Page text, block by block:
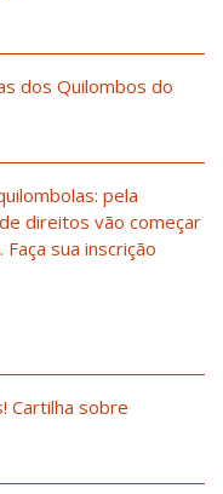
dos Quilombos do
pela
direitos vão começar
sua inscrição
Cartilha sobre